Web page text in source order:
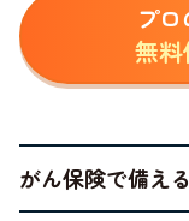
プ
無
がん保険で備え